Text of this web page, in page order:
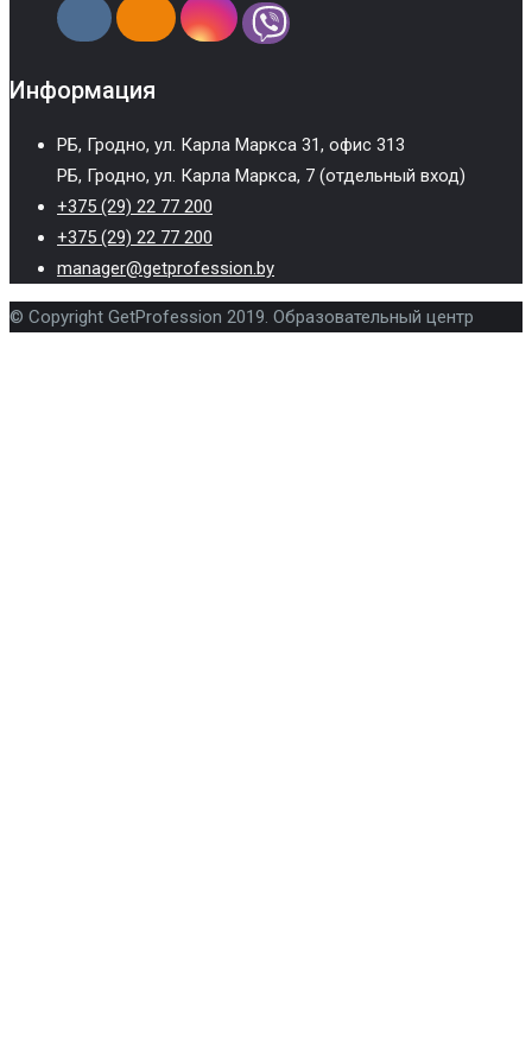
Информация
РБ, Гродно, ул. Карла Маркса 31, офис 313
РБ, Гродно, ул. Карла Маркса, 7 (отдельный вход)
+375 (29) 22 77 200
+375 (29) 22 77 200
manager@getprofession.by
© Copyright GetProfession 2019. Образовательный центр